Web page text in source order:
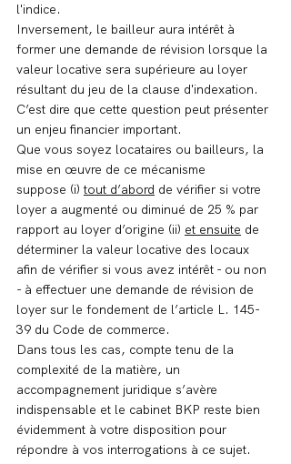
l'indice.
Inversement, le bailleur aura intérêt à
former une demande de révision lorsque la
valeur locative sera supérieure au loyer
résultant du jeu de la clause d'indexation.
C’est dire que cette question peut présenter
un enjeu financier important.
Que vous soyez locataires ou bailleurs, la
mise en œuvre de ce mécanisme
suppose (i) tout d’abord de vérifier si votre
loyer a augmenté ou diminué de 25 % par
rapport au loyer d’origine (ii) et ensuite de
déterminer la valeur locative des locaux
afin de vérifier si vous avez intérêt - ou non
- à effectuer une demande de révision de
loyer sur le fondement de l’article L. 145-
39 du Code de commerce.
Dans tous les cas, compte tenu de la
complexité de la matière, un
accompagnement juridique s’avère
indispensable et le cabinet BKP reste bien
évidemment à votre disposition pour
répondre à vos interrogations à ce sujet.